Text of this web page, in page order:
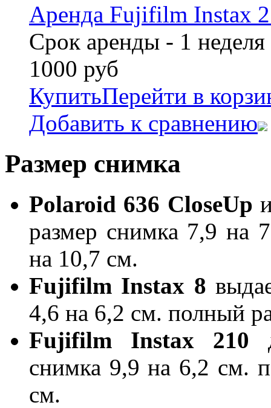
Аренда Fujifilm Instax
Срок аренды - 1
1000 руб
КупитьПерейти в
Добавить к сравнению
Размер снимка
Polaroid 636 CloseUp
размер снимка 7,9 на
на 10,7 см.
Fujifilm Instax 8
4,6 на 6,2 см. полный
Fujifilm Instax 210
снимка 9,9 на 6,2 см.
см.